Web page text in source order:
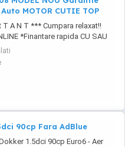
MOTOR CUTIE TOP
T A N T *** Cumpara relaxat!!
*Finantare rapida CU SAU
Persoane fizice Juridice
: 6 - 60 Luni *Posibilitate
a creditului fara
90cp Fara AdBlue
1.5dci 90cp Euro6 - Aer